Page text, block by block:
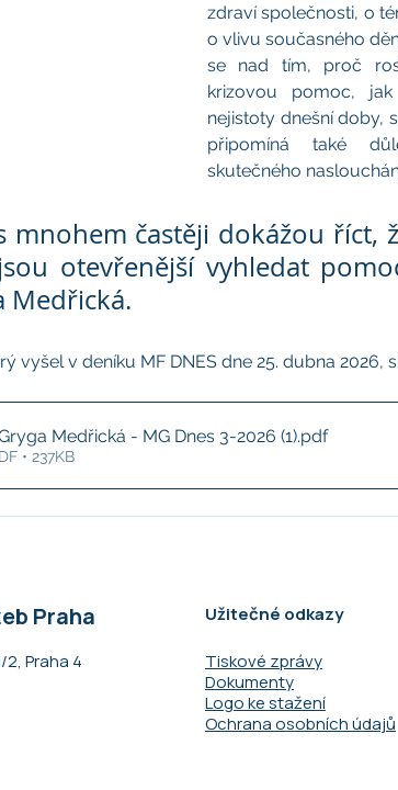
zdraví společnosti, o
o vlivu současného
se nad tím, proč
krizovou pomoc,
nejistoty dnešní doby,
připomíná také
skutečného
mnohem častěji dokážou říct,
otevřenější vyhledat
Medřická.
vyšel v deníku MF DNES dne 25. dubna 2026,
Medřická - MG Dnes 3-2026 (1).pdf
• 237KB
Praha
Praha 4​
Užitečné odkazy
Tiskové zprávy
Dokumenty
Logo ke stažení
Ochrana osobních údajů